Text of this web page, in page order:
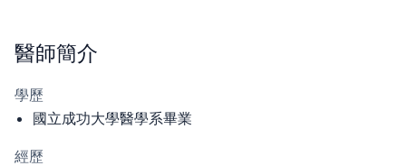
醫師簡介
學歷
國立成功大學醫學系畢業
經歷